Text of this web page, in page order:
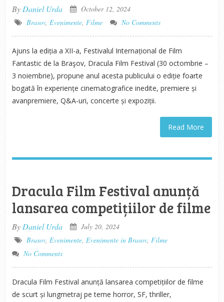
By Daniel Urda
October 12, 2024
Brasov, Evenimente, Filme No Comments
Ajuns la ediția a XII-a, Festivalul Internațional de Film
Fantastic de la Braşov, Dracula Film Festival (30 octombrie –
3 noiembrie), propune anul acesta publicului o ediție foarte
bogată în experiențe cinematografice inedite, premiere și
avanpremiere, Q&A-uri, concerte și expoziții.
Read More
Dracula Film Festival anunță
lansarea competițiilor de filme
By Daniel Urda
July 20, 2024
Brasov, Evenimente, Evenimente in Brasov, Filme
No Comments
Dracula Film Festival anunță lansarea competițiilor de filme
de scurt și lungmetraj pe teme horror, SF, thriller,